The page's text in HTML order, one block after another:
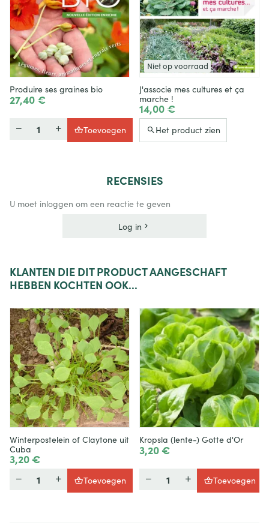
Produire ses graines bio
27,40 €
Toevoegen
Niet op voorraad
J'associe mes cultures et ça
marche !
14,00 €
Het product zien
RECENSIES
U moet inloggen om een reactie te geven
Log in
KLANTEN DIE DIT PRODUCT AANGESCHAFT
HEBBEN KOCHTEN OOK...
Winterpostelein of Claytone uit
Cuba
3,20 €
Toevoegen
Kropsla (lente-) Gotte d'Or
3,20 €
Toevoegen